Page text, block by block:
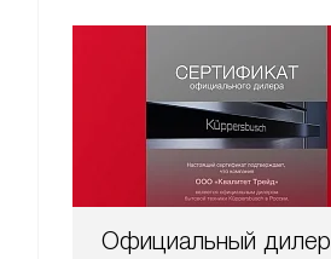
Официальный дилер